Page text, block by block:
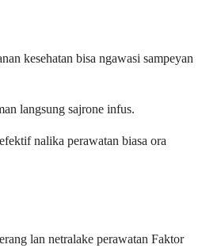
kesehatan bisa ngawasi sampeyan
langsung sajrone infus.
nalika perawatan biasa ora
lan netralake perawatan Faktor